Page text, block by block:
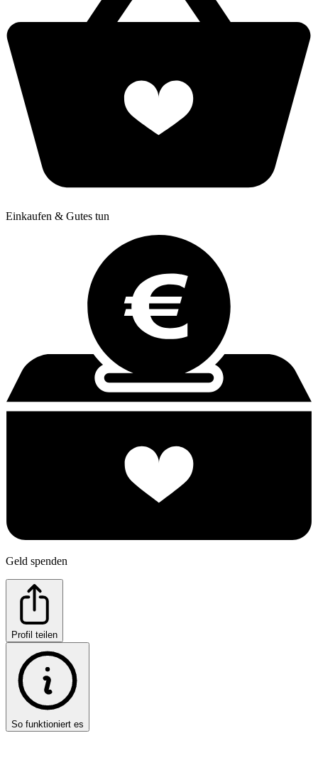
Einkaufen & Gutes tun
Geld spenden
Profil teilen
So funktioniert es